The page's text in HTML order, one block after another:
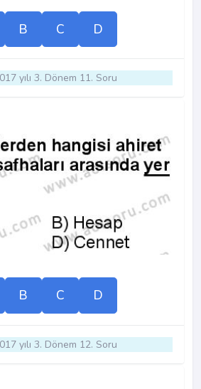
B C D
yılı 3. Dönem 11. Soru
B C D
yılı 3. Dönem 12. Soru